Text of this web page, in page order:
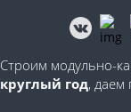
Строим модульно-
круглый год, даем